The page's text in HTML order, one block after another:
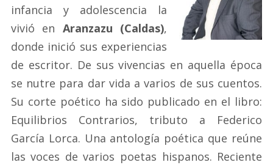
infancia y adolescencia la
vivió en Aranzazu (Caldas),
donde inició sus experiencias
de escritor. De sus vivencias en aquella época
se nutre para dar vida a varios de sus cuentos.
Su corte poético ha sido publicado en el libro:
Equilibrios Contrarios, tributo a Federico
García Lorca. Una antología poética que reúne
las voces de varios poetas hispanos. Reciente